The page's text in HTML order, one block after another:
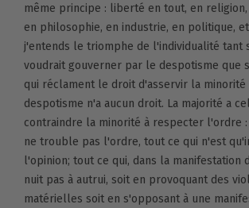
même principe : liberté en tout, en
en philosophie, en industrie, en politique,
j'entends le triomphe de l'individualité tant
voudrait gouverner par le despotisme que
qui réclament le droit d'asservir la minorité
despotisme n'a aucun droit. La majorité a
contraindre la minorité à respecter l'ordre :
ne trouble pas l'ordre, tout ce qui n'est
l'opinion; tout ce qui, dans la manifestation
nuit pas à autrui, soit en provoquant des
matérielles soit en s'opposant à une